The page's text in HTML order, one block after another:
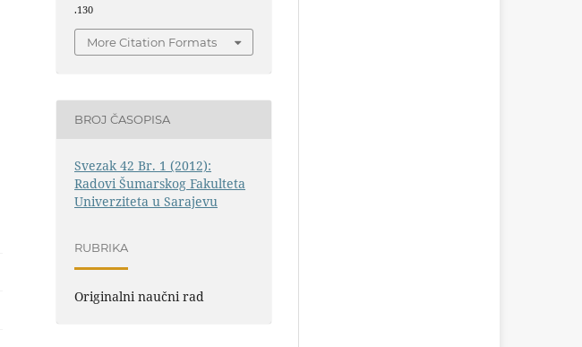
.130
More Citation Formats
BROJ ČASOPISA
Svezak 42 Br. 1 (2012):
Radovi Šumarskog Fakulteta
Univerziteta u Sarajevu
RUBRIKA
Originalni naučni rad